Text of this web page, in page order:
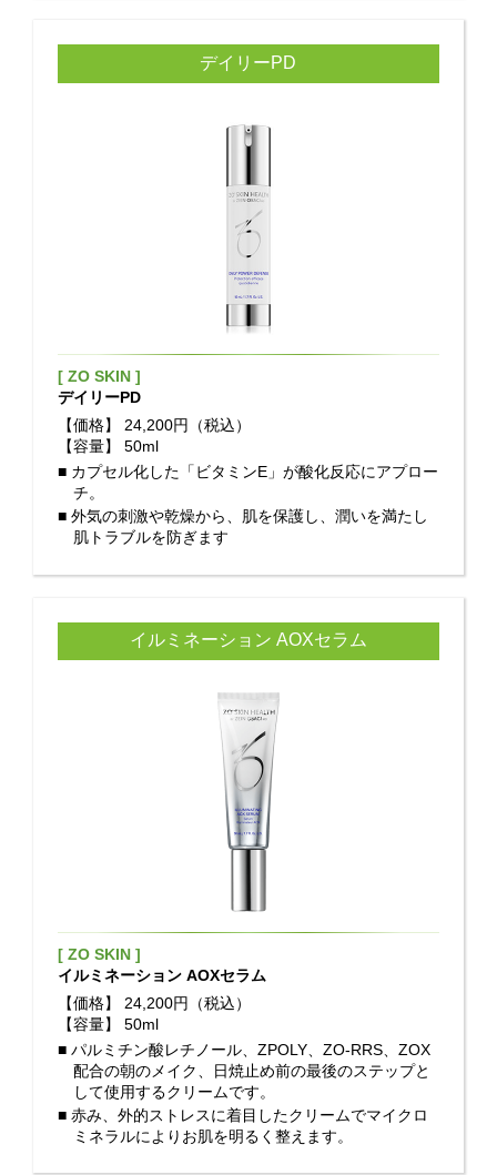
デイリーPD
[ ZO SKIN ]
デイリーPD
【価格】
24,200円（税込）
【容量】
50ml
■ カプセル化した「ビタミンE」が酸化反応にアプロー
チ。
■ 外気の刺激や乾燥から、肌を保護し、潤いを満たし
肌トラブルを防ぎます
イルミネーション AOXセラム
[ ZO SKIN ]
イルミネーション AOXセラム
【価格】
24,200円（税込）
【容量】
50ml
■ パルミチン酸レチノール、ZPOLY、ZO-RRS、ZOX
配合の朝のメイク、日焼止め前の最後のステップと
して使用するクリームです。
■ 赤み、外的ストレスに着目したクリームでマイクロ
ミネラルによりお肌を明るく整えます。